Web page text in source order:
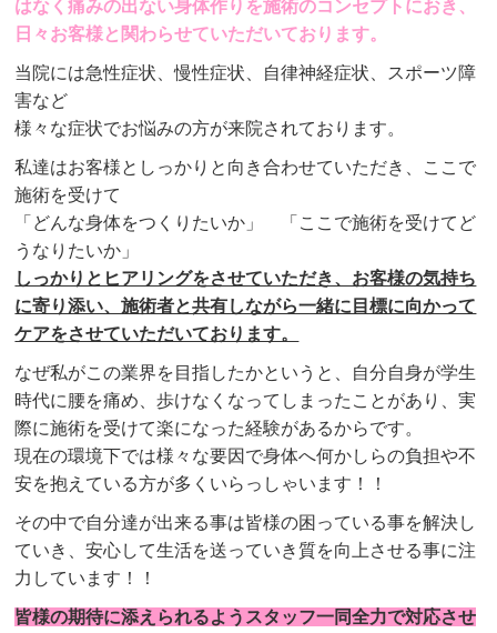
はなく痛みの出ない身体作りを施術のコンセプトにおき、
日々お客様と関わらせていただいております。
当院には急性症状、慢性症状、自律神経症状、スポーツ障
害など
様々な症状でお悩みの方が来院されております。
私達はお客様としっかりと向き合わせていただき、ここで
施術を受けて
「どんな身体をつくりたいか」 「ここで施術を受けてど
うなりたいか」
しっかりとヒアリングをさせていただき、お客様の気持ち
に寄り添い、施術者と共有しながら一緒に目標に向かって
ケアをさせていただいております。
なぜ私がこの業界を目指したかというと、自分自身が学生
時代に腰を痛め、歩けなくなってしまったことがあり、実
際に施術を受けて楽になった経験があるからです。
現在の環境下では様々な要因で身体へ何かしらの負担や不
安を抱え ている方が多くいらっしゃいます！！
その中で自分達が出来る事は皆様の困っている事を解決し
ていき、安心して生活を送っていき質を向上させる事に注
力しています！！
皆様の期待に添えられるようスタッフ一同全力で対応させ